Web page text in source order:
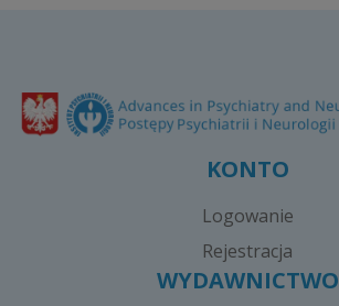
KONTO
Logowanie
Rejestracja
WYDAWNICTWO